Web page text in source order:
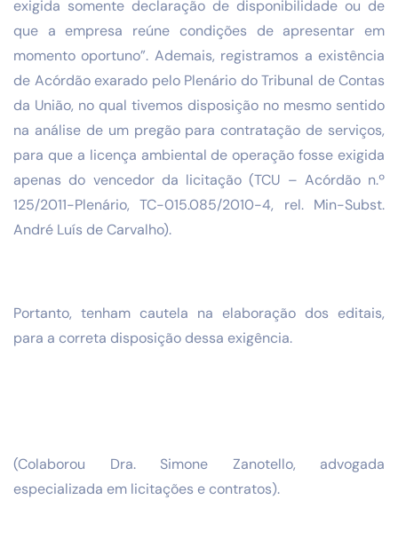
exigida somente declaração de disponibilidade ou de
que a empresa reúne condições de apresentar em
momento oportuno”. Ademais, registramos a existência
de Acórdão exarado pelo Plenário do Tribunal de Contas
da União, no qual tivemos disposição no mesmo sentido
na análise de um pregão para contratação de serviços,
para que a licença ambiental de operação fosse exigida
apenas do vencedor da licitação (TCU – Acórdão n.º
125/2011-Plenário, TC-015.085/2010-4, rel. Min-Subst.
André Luís de Carvalho).
Portanto, tenham cautela na elaboração dos editais,
para a correta disposição dessa exigência.
(Colaborou Dra. Simone Zanotello, advogada
especializada em licitações e contratos).